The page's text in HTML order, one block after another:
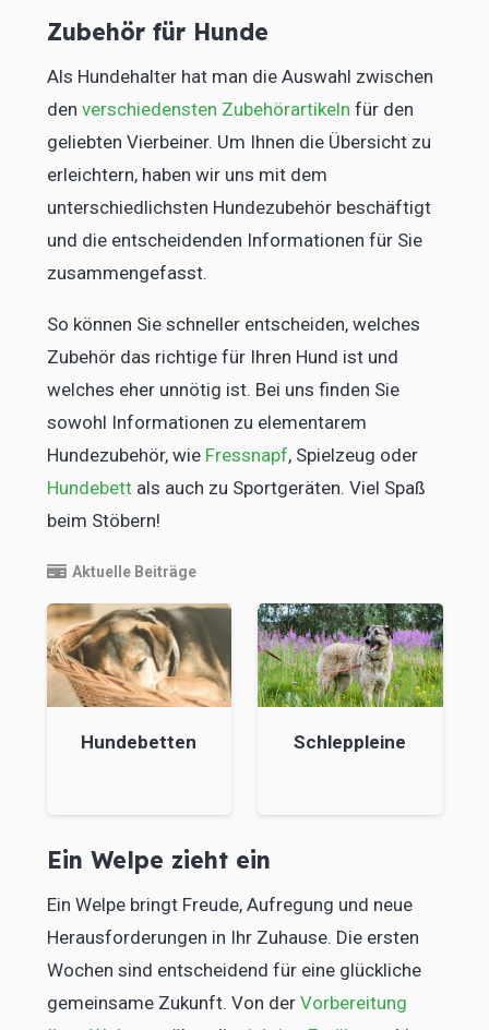
Zubehör für Hunde
Als Hundehalter hat man die Auswahl zwischen
den verschiedensten Zubehörartikeln für den
geliebten Vierbeiner. Um Ihnen die Übersicht zu
erleichtern, haben wir uns mit dem
unterschiedlichsten Hundezubehör beschäftigt
und die entscheidenden Informationen für Sie
zusammengefasst.
So können Sie schneller entscheiden, welches
Zubehör das richtige für Ihren Hund ist und
welches eher unnötig ist. Bei uns finden Sie
sowohl Informationen zu elementarem
Hundezubehör, wie Fressnapf, Spielzeug oder
Hundebettals auch zu Sportgeräten. Viel Spaß
beim Stöbern!
Aktuelle Beiträge
Hundebetten Schleppleine
Ein Welpe zieht ein
Ein Welpe bringt Freude, Aufregung und neue
Herausforderungen in Ihr Zuhause. Die ersten
Wochen sind entscheidend für eine glückliche
gemeinsame Zukunft. Von der Vorbereitung